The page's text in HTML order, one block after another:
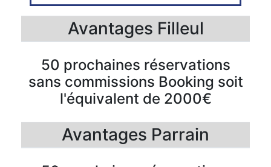
Avantages Filleul
50 prochaines réservations
sans commissions Booking soit
l'équivalent de 2000€
Avantages Parrain